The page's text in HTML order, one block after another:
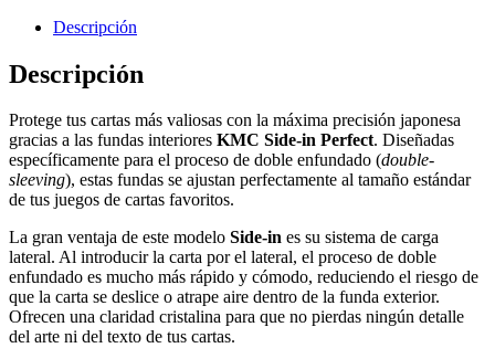
Descripción
Descripción
Protege tus cartas más valiosas con la máxima precisión japonesa
gracias a las fundas interiores KMC Side-in Perfect. Diseñadas
específicamente para el proceso de doble enfundado (double-
sleeving), estas fundas se ajustan perfectamente al tamaño estándar
de tus juegos de cartas favoritos.
La gran ventaja de este modelo Side-in es su sistema de carga
lateral. Al introducir la carta por el lateral, el proceso de doble
enfundado es mucho más rápido y cómodo, reduciendo el riesgo de
que la carta se deslice o atrape aire dentro de la funda exterior.
Ofrecen una claridad cristalina para que no pierdas ningún detalle
del arte ni del texto de tus cartas.